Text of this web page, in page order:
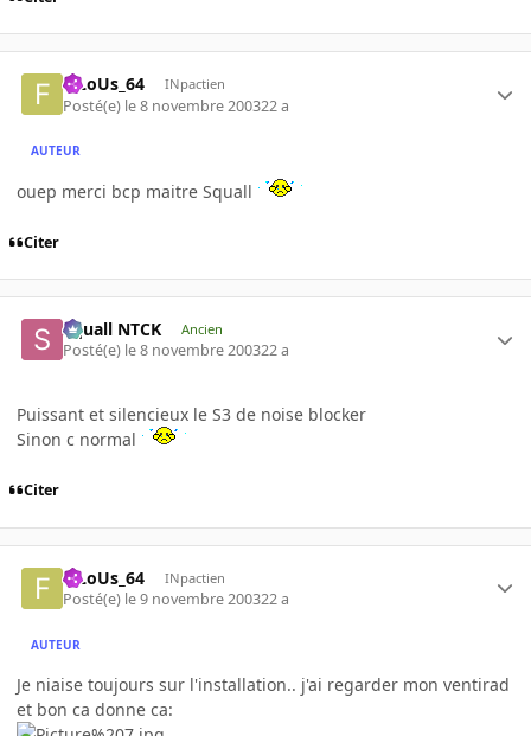
FiLoUs_64 INpactien
Posté(e) le 8 novembre 200322 a
AUTEUR
ouep merci bcp maitre Squall
Citer
Squall NTCK Ancien
Posté(e) le 8 novembre 200322 a
Puissant et silencieux le S3 de noise blocker
Sinon c normal
Citer
FiLoUs_64 INpactien
Posté(e) le 9 novembre 200322 a
AUTEUR
Je niaise toujours sur l'installation.. j'ai regarder mon ventirad
et bon ca donne ca: